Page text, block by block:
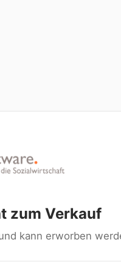
zum Verkauf
kann erworben